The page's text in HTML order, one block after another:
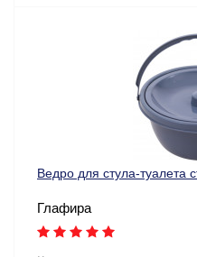
Ведро для стула-туалета
Глафира